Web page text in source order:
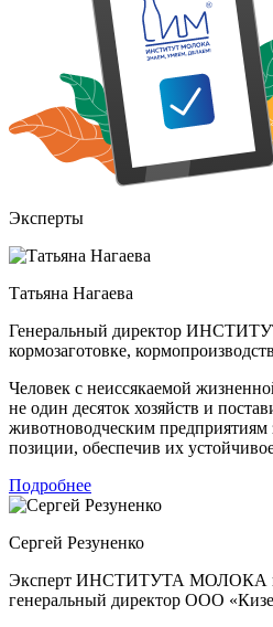
Эксперты
Татьяна Нагаева
Генеральный директор
кормозаготовке,
Человек с неиссякаемой
не один десяток хозяйств и
животноводческим
позиции, обеспечив их
Подробнее
Сергей Резуненко
Эксперт ИНСТИТУТА МОЛОКА по
генеральный директор ООО